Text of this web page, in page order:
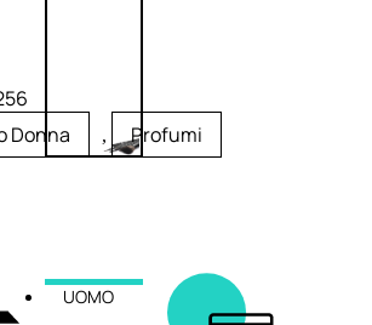
UOMO
Donna , Profumi